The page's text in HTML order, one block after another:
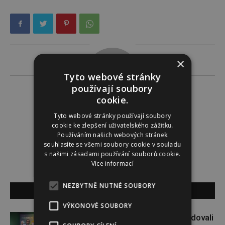
i.p
SOUVISEJÍCÍ ČLÁNKY
Paulie Garand a Slávek Pham bodovali
×
Tyto webové stránky
používají soubory
cookie.
Tyto webové stránky používají soubory
cookie ke zlepšení uživatelského zážitku.
Používáním našich webových stránek
souhlasíte se všemi soubory cookie v souladu
s našimi zásadami používání souborů cookie.
Více informací
NEZBYTNĚ NUTNÉ SOUBORY
VÝKONOVÉ SOUBORY